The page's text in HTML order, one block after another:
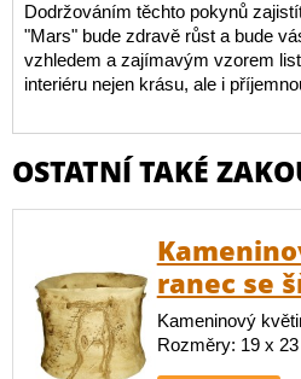
Dodržováním těchto pokynů
"Mars" bude zdravě růst a bude
vzhledem a zajímavým vzorem
interiéru nejen krásu, ale i
OSTATNÍ TAKÉ
ranec se
Kameninový
Rozměry: 19 x